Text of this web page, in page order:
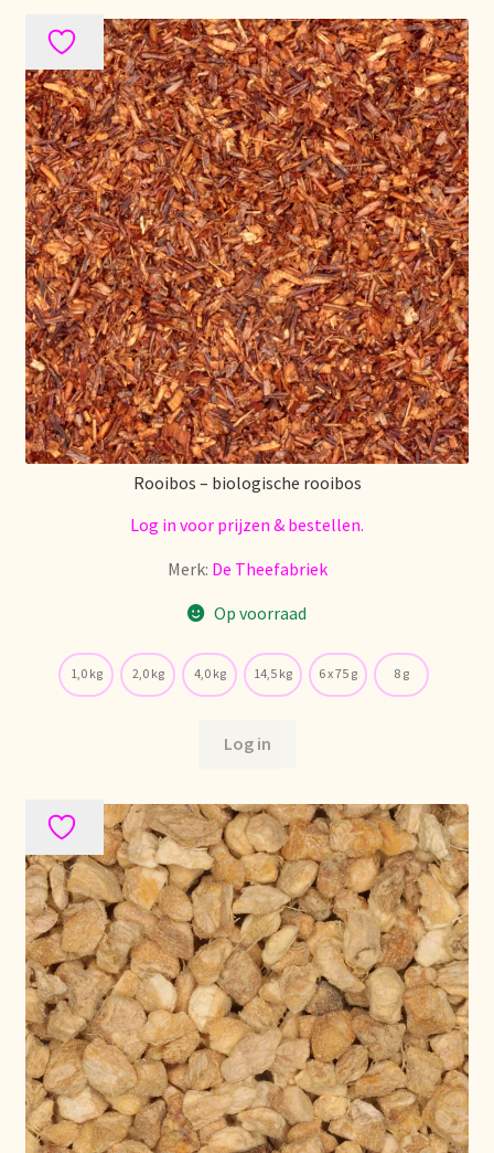
Privacyverklaring
Product range
Questions relatives aux stocks
Retouren en garantie
Retours et garantie
Returns and warranty
Rücksendungen und Garantie
Sécurité alimentaire
Shipping and delivery
Stock matters
Terms and Conditions
Über uns
Unsere Vision von Tee
Versand und Lieferung
Verzenden en bezorgen
Voedselveiligheid
Rooibos – biologische rooibos
Log in voor prijzen & bestellen.
Merk: De Theefabriek
Op voorraad
1,0 kg 2,0 kg 4,0 kg 14,5 kg 6 x 75 g 8 g
Log in